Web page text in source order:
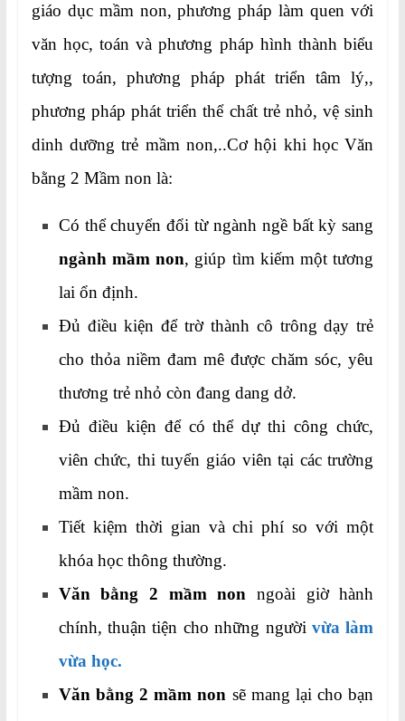
giáo dục mầm non, phương pháp làm quen với
văn học, toán và phương pháp hình thành biểu
tượng toán, phương pháp phát triển tâm lý,,
phương pháp phát triển thể chất trẻ nhỏ, vệ sinh
dinh dưỡng trẻ mầm non,..Cơ hội khi học Văn
bằng 2 Mầm non là:
Có thể chuyển đổi từ ngành ngề bất kỳ sang
ngành mầm non, giúp tìm kiếm một tương
lai ổn định.
Đủ điều kiện để trờ thành cô trông dạy trẻ
cho thỏa niềm đam mê được chăm sóc, yêu
thương trẻ nhỏ còn đang dang dở.
Đủ điều kiện để có thể dự thi công chức,
viên chức, thi tuyển giáo viên tại các trường
mầm non.
Tiết kiệm thời gian và chi phí so với một
khóa học thông thường.
Văn bằng 2 mầm non ngoài giờ hành
chính, thuận tiện cho những người vừa làm
vừa học.
Văn bằng 2 mầm non sẽ mang lại cho bạn